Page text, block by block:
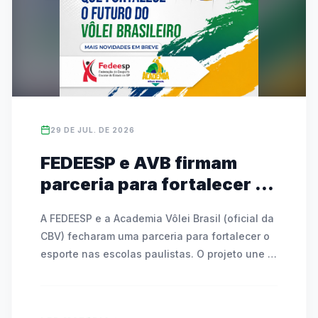
YouTube pela FedeespTV.
29 DE JUL. DE 2026
FEDEESP e AVB firmam
parceria para fortalecer o
oportunidades de
formação
A FEDEESP e a Academia Vôlei Brasil (oficial da
CBV) fecharam uma parceria para fortalecer o
esporte nas escolas paulistas. O projeto une a